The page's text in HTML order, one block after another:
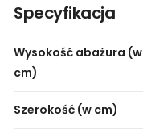
Specyfikacja
Wysokość abażura (w
cm)
Szerokość (w cm)